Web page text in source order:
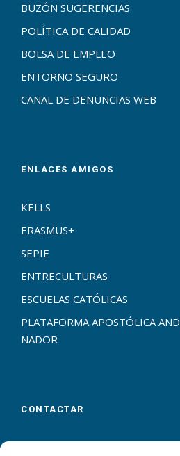
BUZÓN SUGERENCIAS
POLÍTICA DE CALIDAD
BOLSA DE EMPLEO
ENTORNO SEGURO
CANAL DE DENUNCIAS WEB
ENLACES AMIGOS
KELLS
ERASMUS+
SEPIE
ENTRECULTURAS
ESCUELAS CATÓLICAS
PLATAFORMA APOSTÓLICA
NADOR
CONTACTAR